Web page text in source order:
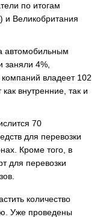
по итогам
и Великобритания
автомобильным
заняли 4%,
владеет 102
внутренние, так и
70
для перевозки
Кроме того, в
для перевозки
количество
Уже проведены